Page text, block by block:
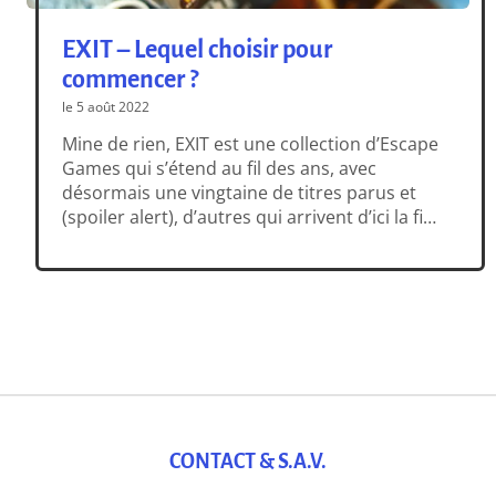
EXIT – Lequel choisir pour
commencer ?
le 5 août 2022
Mine de rien, EXIT est une collection d’Escape
Games qui s’étend au fil des ans, avec
désormais une vingtaine de titres parus et
(spoiler alert), d’autres qui arrivent d’ici la fin
l’été pour s’y lancer, au hasard d’une soirée
CONTACT & S.A.V.